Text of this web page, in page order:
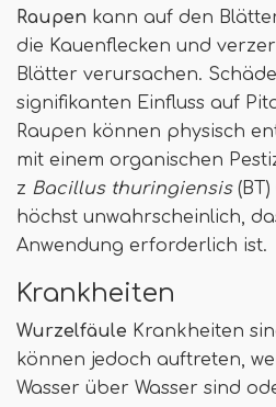
Raupen kann auf den
die Kauenflecken und
Blätter verursachen.
signifikanten Einfluss auf
Raupen können physisch
mit einem organischen
z Bacillus thuringiensis
höchst unwahrscheinlich,
Anwendung erforderlich ist.
Krankheiten
Wurzelfäule Krankheiten
können jedoch auftreten,
Wasser über Wasser sind